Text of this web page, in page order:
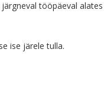
tööpäeval
ise järele tulla.